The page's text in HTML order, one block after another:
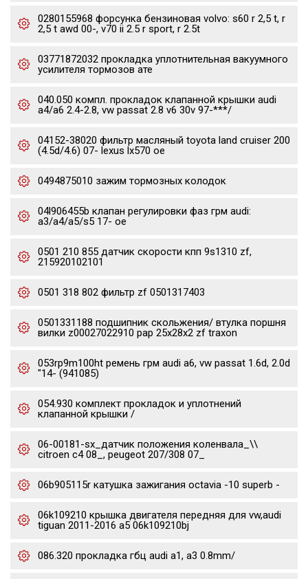
0280155968 форсунка бензиновая volvo: s60 r 2,5 t, r
2,5 t awd 00-, v70 ii 2.5 r sport, r 2.5t
03771872032 прокладка уплотнительная вакуумного
усилителя тормозов ате
040.050 компл. прокладок клапанной крышки audi
a4/a6 2.4-2.8, vw passat 2.8 v6 30v 97-***/
04152-38020 фильтр масляный toyota land cruiser 200
(4.5d/4.6) 07- lexus lx570 oe
0494875010 зажим тормозных колодок
04l906455b клапан регулировки фаз грм audi:
a3/a4/a5/s5 17- oe
0501 210 855 датчик скорости кпп 9s1310 zf,
215920102101
0501 318 802 фильтр zf 0501317403
0501331188 подшипник скольжения/ втулка поршня
вилки z00027022910 pap 25x28x2 zf traxon
053rp9m100ht ремень грм audi a6, vw passat 1.6d, 2.0d
"14- (941085)
054.930 комплект прокладок и уплотнений
клапанной крышки /
06-00181-sx_датчик положения коленвала_\\
citroen c4 08_, peugeot 207/308 07_
06b905115r катушка зажигания octavia -10 superb -
06k109210 крышка двигателя передняя для vw,audi
tiguan 2011-2016 a5 06k109210bj
086.320 прокладка гбц audi a1, a3 0.8mm/